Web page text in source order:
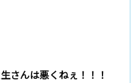
さんは悪くねぇ！！！